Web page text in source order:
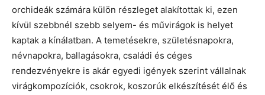
orchideák számára külön részleget alakítottak ki, ezen
kívül szebbnél szebb selyem- és művirágok is helyet
kaptak a kínálatban. A temetésekre, születésnapokra,
névnapokra, ballagásokra, családi és céges
rendezvényekre is akár egyedi igények szerint vállalnak
virágkompozíciók, csokrok, koszorúk elkészítését élő és